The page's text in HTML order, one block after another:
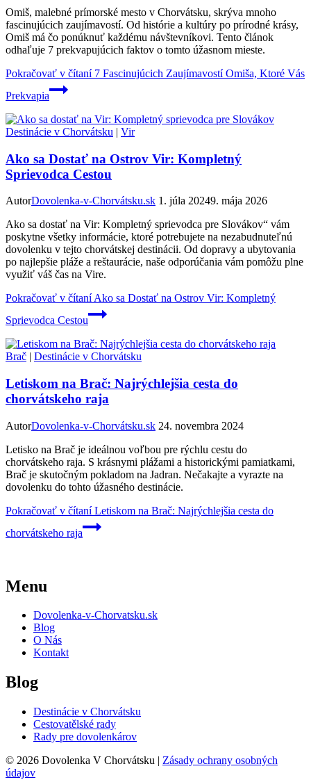
Omiš, malebné prímorské mesto v Chorvátsku, skrýva mnoho
fascinujúcich zaujímavostí. Od histórie a kultúry po prírodné krásy,
Omiš má čo ponúknuť každému návštevníkovi. Tento článok
odhaľuje 7 prekvapujúcich faktov o tomto úžasnom mieste.
Pokračovať v čítaní7 Fascinujúcich Zaujímavostí Omiša, Ktoré Vás
Prekvapia
Destinácie v Chorvátsku | Vir
Ako sa Dostať na Ostrov Vir: Kompletný
Sprievodca Cestou
AutorDovolenka-v-Chorvátsku.sk 1. júla 20249. mája 2026
Ako sa dostať na Vir: Kompletný sprievodca pre Slovákov“ vám
poskytne všetky informácie, ktoré potrebujete na nezabudnuteľnú
dovolenku v tejto chorvátskej destinácii. Od dopravy a ubytovania
po najlepšie pláže a reštaurácie, naše odporúčania vám pomôžu plne
využiť váš čas na Vire.
Pokračovať v čítaníAko sa Dostať na Ostrov Vir: Kompletný
Sprievodca Cestou
Brač | Destinácie v Chorvátsku
Letiskom na Brač: Najrýchlejšia cesta do
chorvátskeho raja
AutorDovolenka-v-Chorvátsku.sk 24. novembra 2024
Letisko na Brač je ideálnou voľbou pre rýchlu cestu do
chorvátskeho raja. S krásnymi plážami a historickými pamiatkami,
Brač je skutočným pokladom na Jadran. Nečakajte a vyrazte na
dovolenku do tohto úžasného destinácie.
Pokračovať v čítaníLetiskom na Brač: Najrýchlejšia cesta do
chorvátskeho raja
Menu
Dovolenka-v-Chorvatsku.sk
Blog
O Nás
Kontakt
Blog
Destinácie v Chorvátsku
Cestovatělské rady
Rady pre dovolenkárov
© 2026 Dovolenka V Chorvátsku | Zásady ochrany osobných
údajov